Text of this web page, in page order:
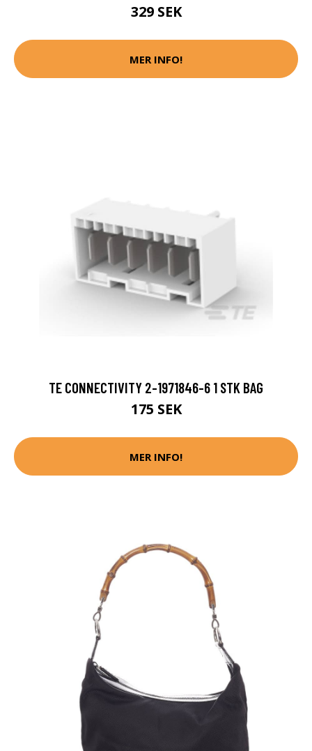
329 SEK
MER INFO!
TE CONNECTIVITY 2-1971846-6 1 STK BAG
175 SEK
MER INFO!